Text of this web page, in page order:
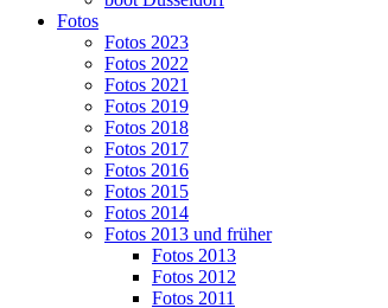
Fotos
Fotos 2023
Fotos 2022
Fotos 2021
Fotos 2019
Fotos 2018
Fotos 2017
Fotos 2016
Fotos 2015
Fotos 2014
Fotos 2013 und früher
Fotos 2013
Fotos 2012
Fotos 2011